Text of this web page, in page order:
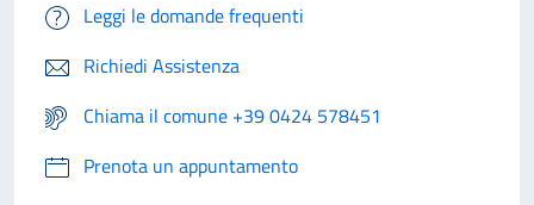
Leggi le domande frequenti
Richiedi Assistenza
Chiama il comune +39 0424 578451
Prenota un appuntamento